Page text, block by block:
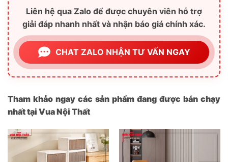
Liên hệ qua Zalo để được chuyên viên hỗ trợ
giải đáp nhanh nhất và nhận báo giá chính xác.
CHAT ZALO NHẬN TƯ VẤN NGAY
Tham khảo ngay các sản phẩm đang được bán chạy
nhất tại Vua Nội Thất